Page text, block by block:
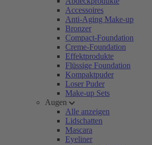
Accessoires
Anti-Aging Make-up
Bronzer
Compact-Foundation
Creme-Foundation
Effektprodukte
Flüssige Foundation
Kompaktpuder
Loser Puder
Make-up Sets
Augen
Alle anzeigen
Lidschatten
Mascara
Eyeliner